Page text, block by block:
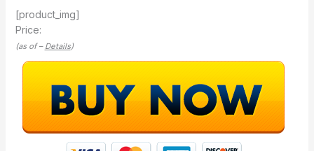
[product_img]
Price:
(as of – Details)